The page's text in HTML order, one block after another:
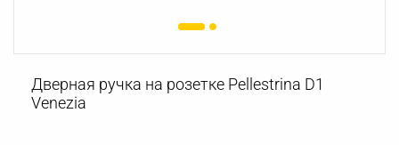
Дверная ручка на розетке Pellestrina D1
Venezia